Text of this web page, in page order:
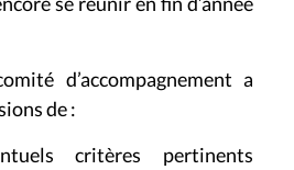
d’accompagnement a
de :
critères pertinents